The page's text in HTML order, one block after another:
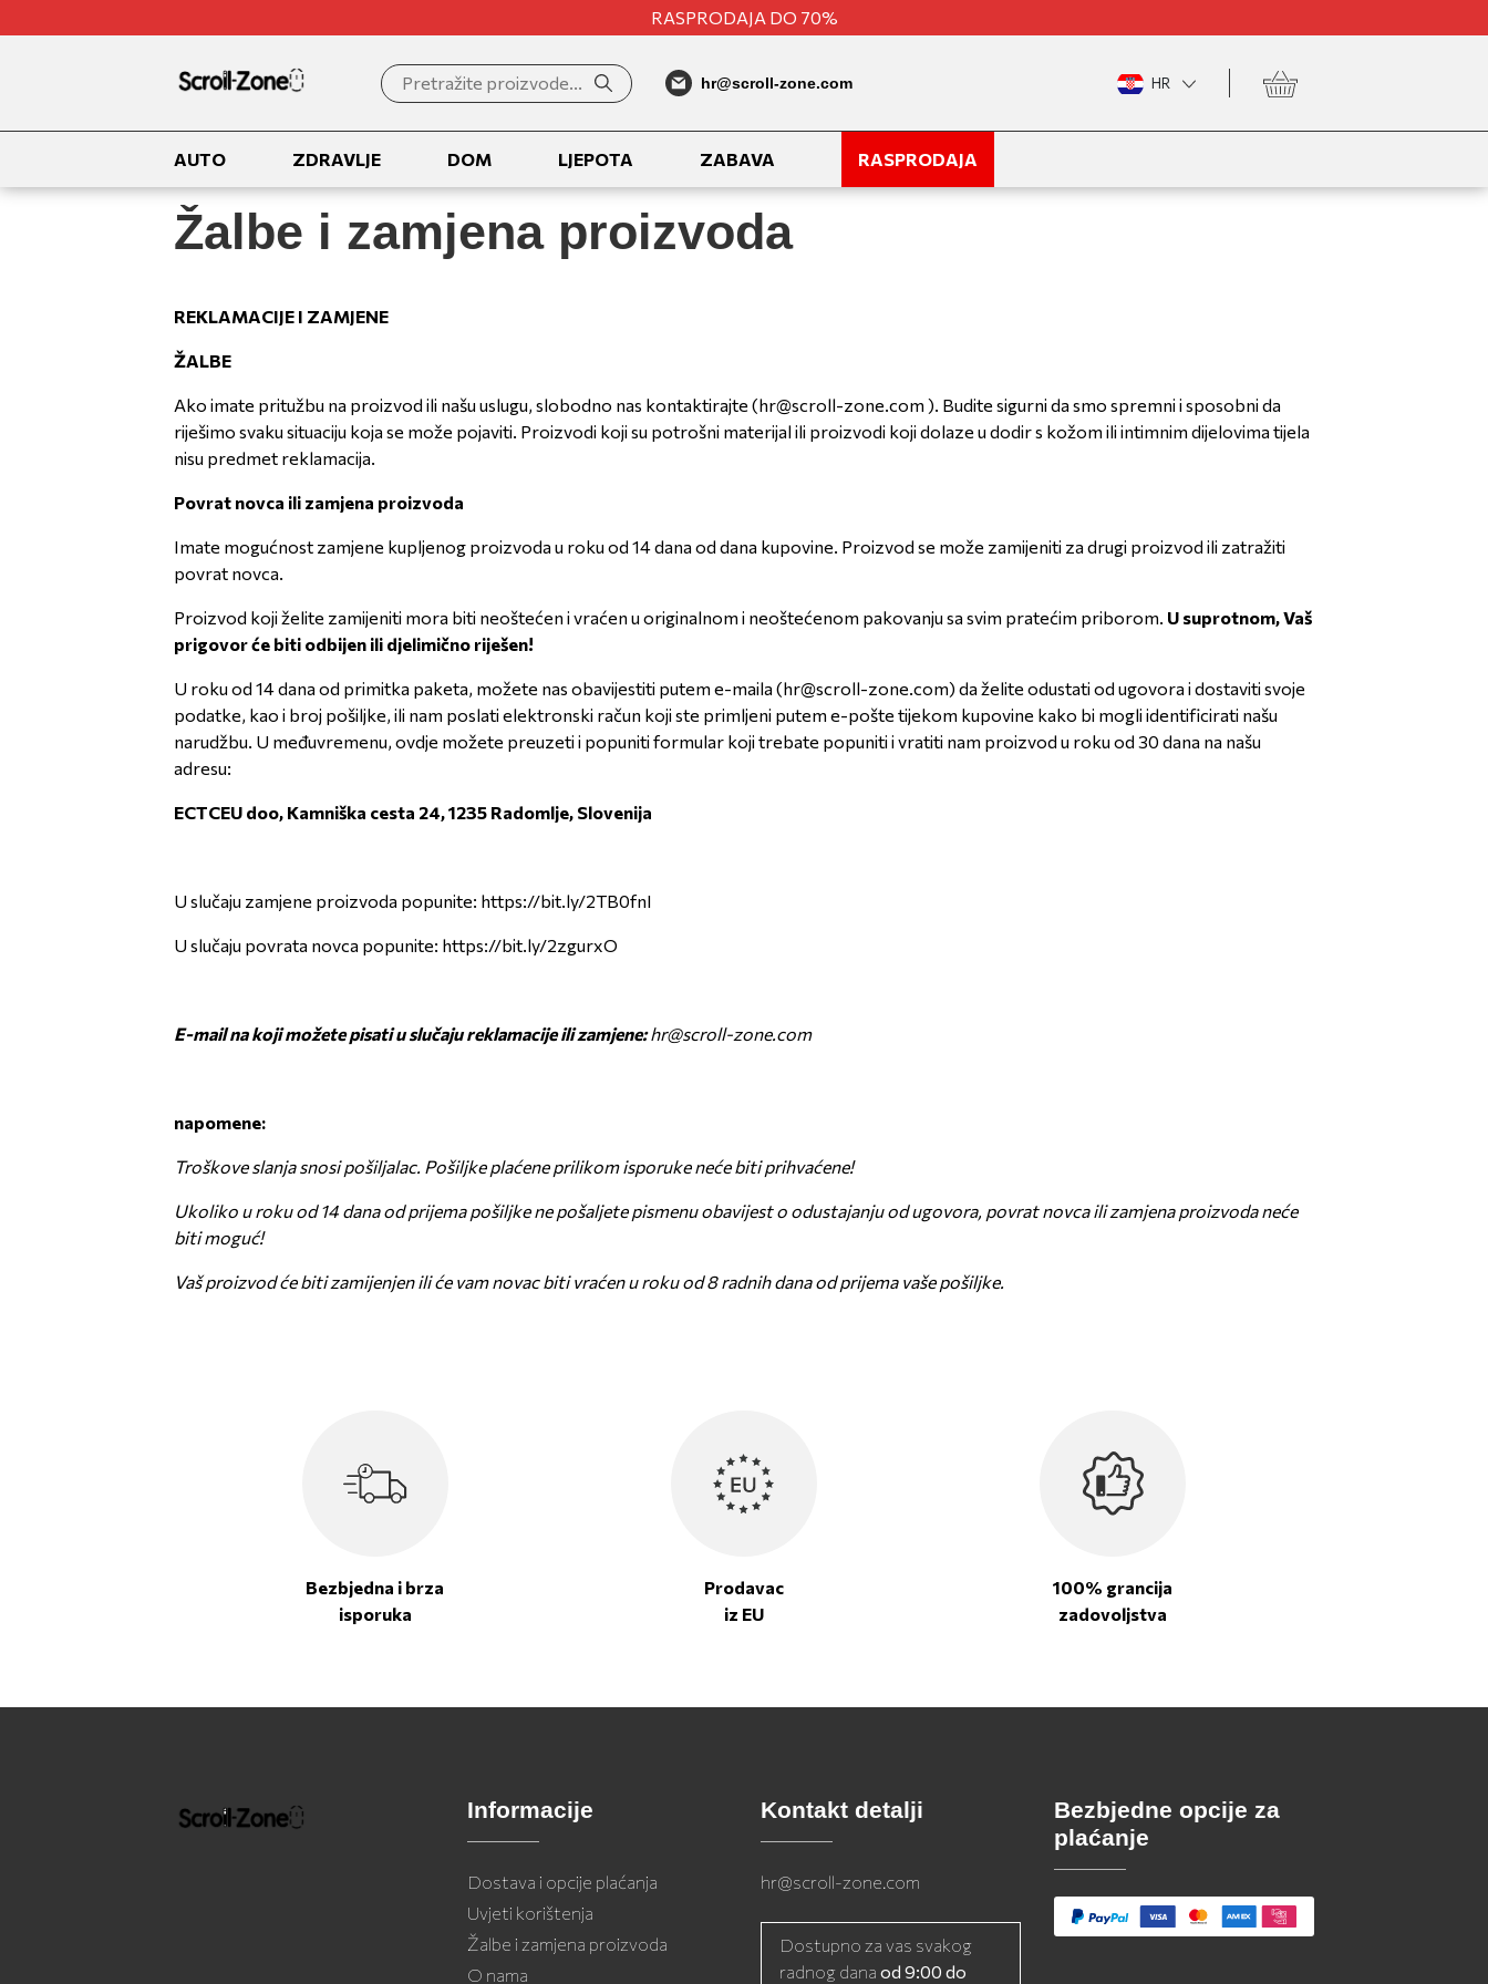
RASPRODAJA DO 70%
Search
for:
hr@scroll-zone.com HR
AUTO ZDRAVLJE DOM LJEPOTA ZABAVA RASPRODAJA
Žalbe i zamjena proizvoda
REKLAMACIJE I ZAMJENE
ŽALBE
Ako imate pritužbu na proizvod ili našu uslugu, slobodno nas kontaktirajte (hr@scroll-zone.com ). Budite sigurni da smo spremni i sposobni da
riješimo svaku situaciju koja se može pojaviti. Proizvodi koji su potrošni materijal ili proizvodi koji dolaze u dodir s kožom ili intimnim dijelovima tijela
nisu predmet reklamacija.
Povrat novca ili zamjena proizvoda
Imate mogućnost zamjene kupljenog proizvoda u roku od 14 dana od dana kupovine. Proizvod se može zamijeniti za drugi proizvod ili zatražiti
povrat novca.
Proizvod koji želite zamijeniti mora biti neoštećen i vraćen u originalnom i neoštećenom pakovanju sa svim pratećim priborom. U suprotnom, Vaš
prigovor će biti odbijen ili djelimično riješen!
U roku od 14 dana od primitka paketa, možete nas obavijestiti putem e-maila (hr@scroll-zone.com) da želite odustati od ugovora i dostaviti svoje
podatke, kao i broj pošiljke, ili nam poslati elektronski račun koji ste primljeni putem e-pošte tijekom kupovine kako bi mogli identificirati našu
narudžbu. U međuvremenu, ovdje možete preuzeti i popuniti formular koji trebate popuniti i vratiti nam proizvod u roku od 30 dana na našu
adresu:
ECTCEU doo, Kamniška cesta 24, 1235 Radomlje, Slovenija
U slučaju zamjene proizvoda popunite: https://bit.ly/2TB0fnI
U slučaju povrata novca popunite: https://bit.ly/2zgurxO
E-mail na koji možete pisati u slučaju reklamacije ili zamjene:hr@scroll-zone.com
napomene:
Troškove slanja snosi pošiljalac. Pošiljke plaćene prilikom isporuke neće biti prihvaćene!
Ukoliko u roku od 14 dana od prijema pošiljke ne pošaljete pismenu obavijest o odustajanju od ugovora, povrat novca ili zamjena proizvoda neće
biti moguć!
Vaš proizvod će biti zamijenjen ili će vam novac biti vraćen u roku od 8 radnih dana od prijema vaše pošiljke.
Bezbjedna i brza
isporuka
Prodavac
iz EU
100% grancija
zadovoljstva
Informacije
Dostava i opcije plaćanja
Uvjeti korištenja
Žalbe i zamjena proizvoda
O nama
Kontakt detalji
hr@scroll-zone.com
Dostupno za vas svakog
radnog dana od 9:00 do
Bezbjedne opcije za
plaćanje